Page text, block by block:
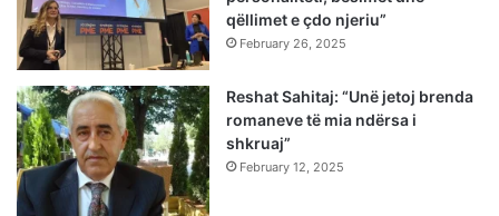
qëllimet e çdo njeriu”
February 26, 2025
Reshat Sahitaj: “Unë jetoj brenda
romaneve të mia ndërsa i
shkruaj”
February 12, 2025